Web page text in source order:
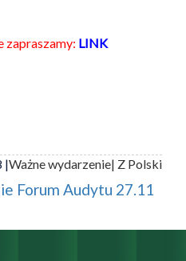
zapraszamy: LINK
|Ważne wydarzenie| Z Polski
Forum Audytu 27.11